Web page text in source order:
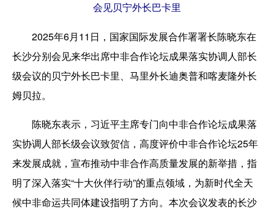
会见贝宁外长巴卡里
2025年6月11日，国家国际发展合作署署长陈晓东在
长沙分别会见来华出席中非合作论坛成果落实协调人部长
级会议的贝宁外长巴卡里、马里外长迪奥普和喀麦隆外长
姆贝拉。
陈晓东表示，习近平主席专门向中非合作论坛成果落
实协调人部长级会议致贺信，高度评价中非合作论坛25年
来发展成就，宣布推动中非合作高质量发展的新举措，指
明了深入落实“十大伙伴行动”的重点领域，为新时代全天
候中非命运共同体建设指明了方向。本次会议发表的长沙